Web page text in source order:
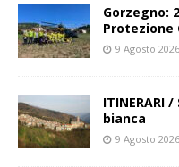
Gorzegno:
Protezione
9 Agosto 2026
ITINERARI
bianca
9 Agosto 2026